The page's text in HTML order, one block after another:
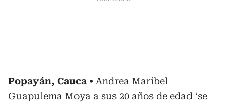
Popayán, Cauca
Andrea Maribel
Guapulema Moya a sus 20 años de edad ‘se